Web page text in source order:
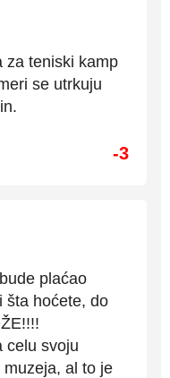
za teniski kamp
se utrkuju
-3
plaćao
šta hoćete, do
celu svoju
al to je